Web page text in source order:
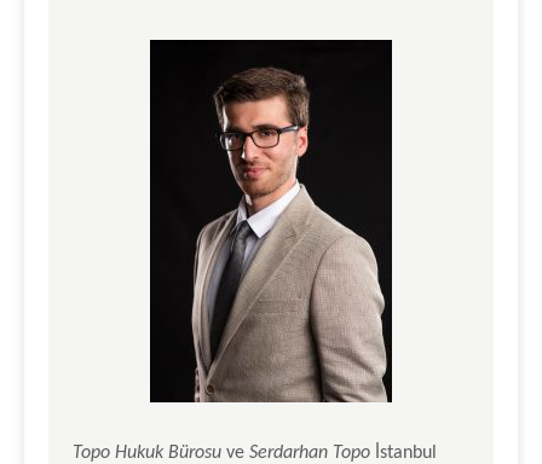
Topo Hukuk Bürosu ve Serdarhan Topo İstanbul